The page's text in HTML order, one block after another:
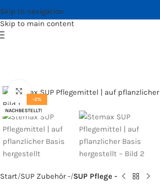
Skip to navigation
Skip to main content
-2%
NACHBESTELLT!
Bild vergrößern
Start SUP Zubehör - SUP Pflege -